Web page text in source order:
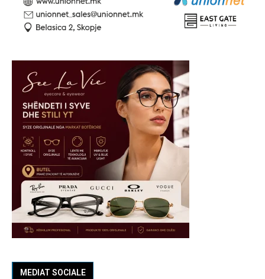
MEDIAT SOCIALE